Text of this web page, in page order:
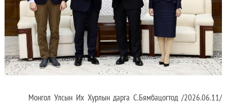
Монгол Улсын Их Хурлын дарга С.Бямбацогтод /2026.06.11/